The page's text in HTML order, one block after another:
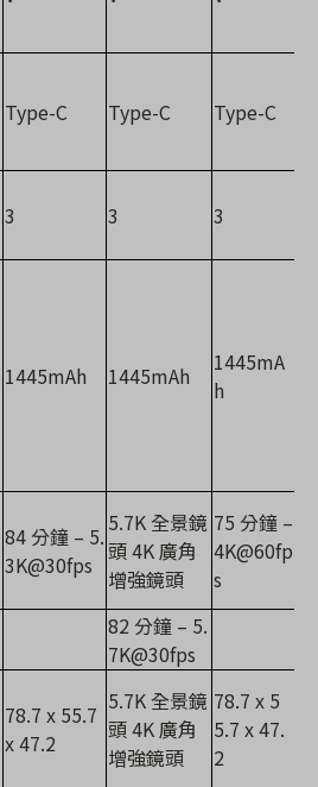
Type-C Type-C Type-C
3 3 3
1445mAh 1445mAh
1445mA
h
84 分鐘 – 5.
3K@30fps
5.7K 全景鏡
頭 4K 廣角
增強鏡頭
75 分鐘 –
4K@60fp
s
82 分鐘 – 5.
7K@30fps
78.7 x 55.7
x 47.2
5.7K 全景鏡
頭 4K 廣角
增強鏡頭
78.7 x 5
5.7 x 47.
2